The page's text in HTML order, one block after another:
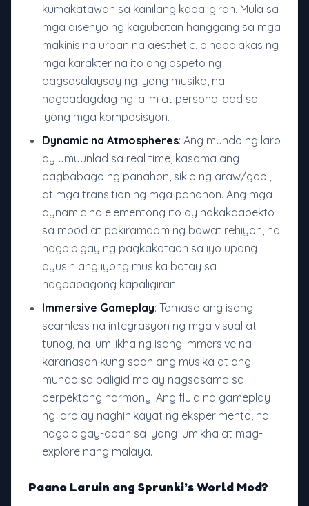
kumakatawan sa kanilang kapaligiran. Mula sa
mga disenyo ng kagubatan hanggang sa mga
makinis na urban na aesthetic, pinapalakas ng
mga karakter na ito ang aspeto ng
pagsasalaysay ng iyong musika, na
nagdadagdag ng lalim at personalidad sa
iyong mga komposisyon.
Dynamic na Atmospheres: Ang mundo ng laro
ay umuunlad sa real time, kasama ang
pagbabago ng panahon, siklo ng araw/gabi,
at mga transition ng mga panahon. Ang mga
dynamic na elementong ito ay nakakaapekto
sa mood at pakiramdam ng bawat rehiyon, na
nagbibigay ng pagkakataon sa iyo upang
ayusin ang iyong musika batay sa
nagbabagong kapaligiran.
Immersive Gameplay: Tamasa ang isang
seamless na integrasyon ng mga visual at
tunog, na lumilikha ng isang immersive na
karanasan kung saan ang musika at ang
mundo sa paligid mo ay nagsasama sa
perpektong harmony. Ang fluid na gameplay
ng laro ay naghihikayat ng eksperimento, na
nagbibigay-daan sa iyong lumikha at mag-
explore nang malaya.
Paano Laruin ang Sprunki’s World Mod?